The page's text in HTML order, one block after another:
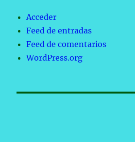
Acceder
Feed de entradas
Feed de comentarios
WordPress.org